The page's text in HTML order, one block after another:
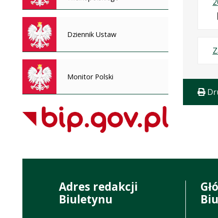
Dziennik Ustaw
Monitor Polski
Adres redakcji
Biuletynu